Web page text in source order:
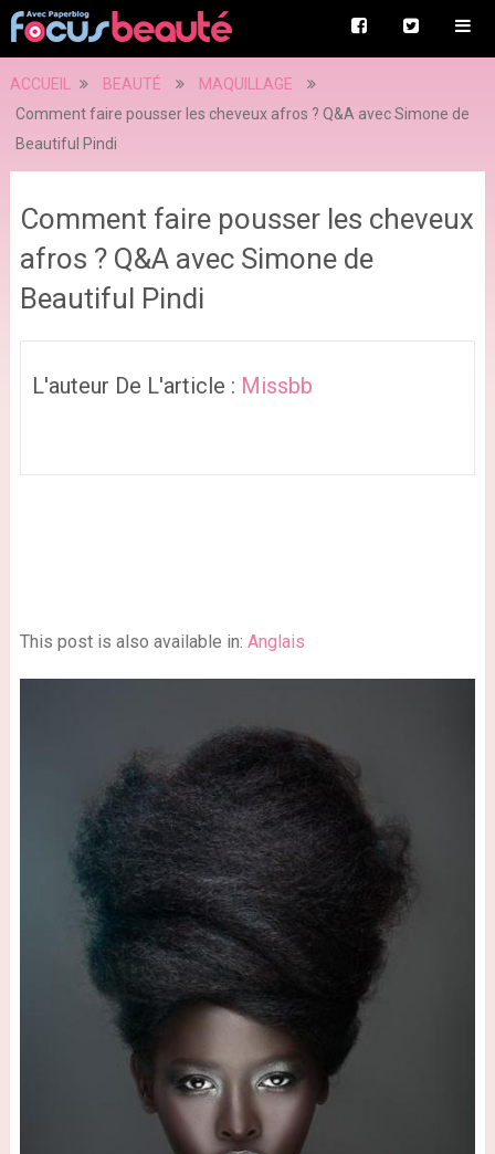
ACCUEIL BEAUTÉ
MAQUILLAGE
Comment faire pousser les cheveux afros ? Q&A avec Simone de
Beautiful Pindi
Comment faire pousser les cheveux
afros ? Q&A avec Simone de
Beautiful Pindi
L'auteur De L'article : Missbb
This post is also available in: Anglais